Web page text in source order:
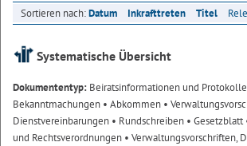
Sortieren nach:Datum Inkrafttreten Titel
Systematische Übersicht
Dokumententyp: Beiratsinformationen und Protokolle
Bekanntmachungen • Abkommen •
Dienstvereinbarungen • Rundschreiben • Gesetzblatt
und Rechtsverordnungen • Verwaltungsvorschriften,